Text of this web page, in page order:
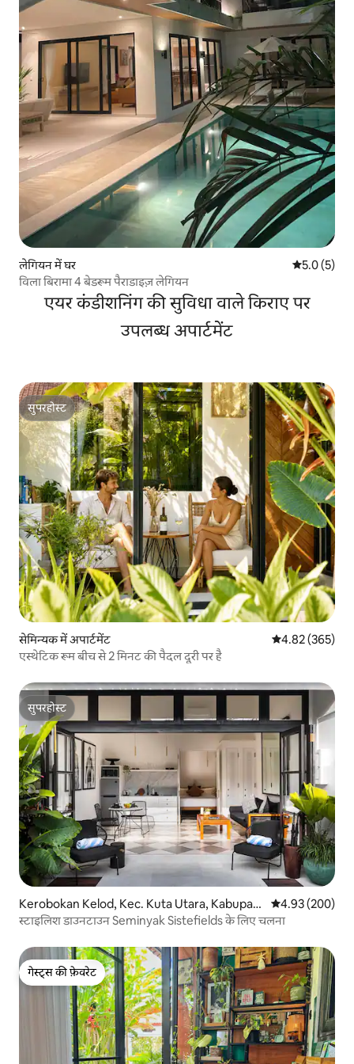
लेगियन में घर औसत रेटिंग 5
5.0 (5)
विला बिरामा 4 बेडरूम पैराडाइज़ लेगियन
एयर कंडीशनिंग की सुविधा वाले किराए पर
उपलब्ध अपार्टमेंट
सुपरहोस्ट
सुपरहोस्ट
सेमिन्यक में अपार्टमेंट औसत रेटिंग 5 में से
4.82 (365)
एस्थेटिक रूम बीच से 2 मिनट की पैदल दूरी पर है
सुपरहोस्ट
सुपरहोस्ट
Kerobokan Kelod, Kec. Kuta Utara, Kabupate
n Badung में अपार्टमेंट
औसत रेटिंग 5 में से
4.93 (200)
स्टाइलिश डाउनटाउन Seminyak Sistefields के लिए चलना
गेस्ट्स की फ़ेवरेट
गेस्ट्स की फ़ेवरेट